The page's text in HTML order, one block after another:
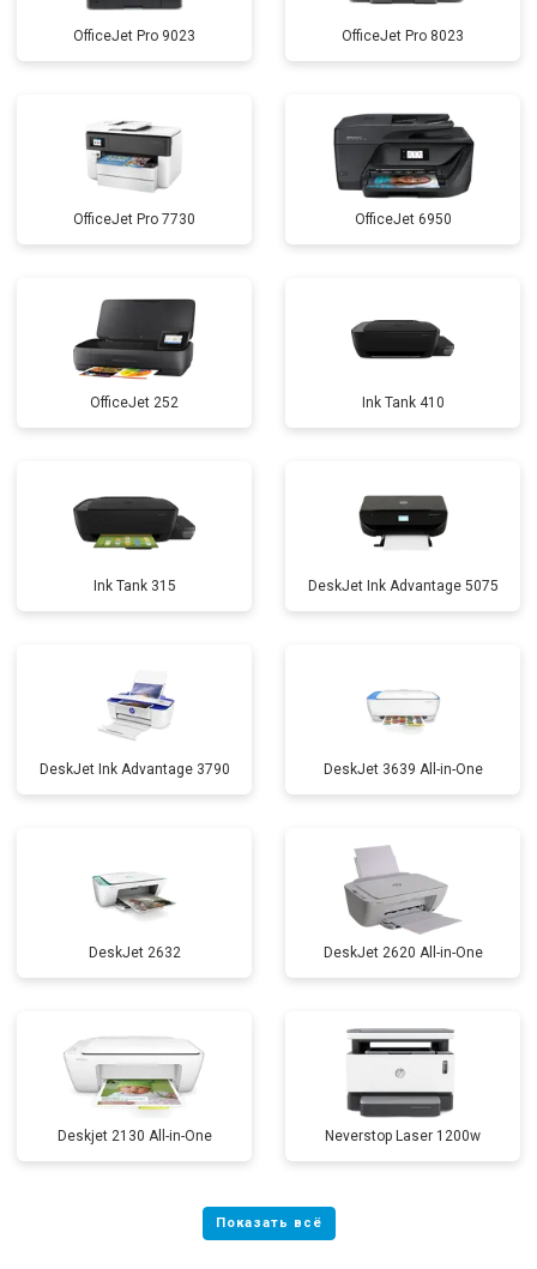
OfficeJet Pro 9023 OfficeJet Pro 8023
OfficeJet Pro 7730 OfficeJet 6950
OfficeJet 252 Ink Tank 410
Ink Tank 315 DeskJet Ink Advantage 5075
DeskJet Ink Advantage 3790 DeskJet 3639 All-in-One
DeskJet 2632 DeskJet 2620 All-in-One
Deskjet 2130 All-in-One Neverstop Laser 1200w